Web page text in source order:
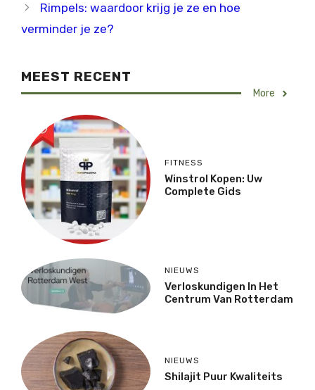
Rimpels: waardoor krijg je ze en hoe
verminder je ze?
MEEST RECENT
More
FITNESS
Winstrol Kopen: Uw
Complete Gids
NIEUWS
Verloskundigen In Het
Centrum Van Rotterdam
NIEUWS
Shilajit Puur Kwaliteits